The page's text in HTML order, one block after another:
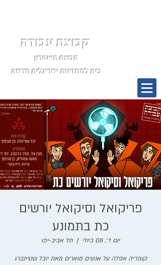
קבוצת עבודה
קבוצת תיאטרון
בית למחזאות ישראלית חדשה
תפריט
פריקואל וסיקואל יורשים
כת בתמונע
יום ד׳, 08 ביולי
  |
תל אביב-יפו
קומדיה אפלה על אנשים מוארים מאת יובל שטיינברג